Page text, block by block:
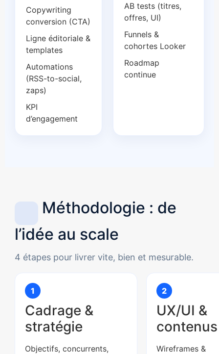
Copywriting
conversion (CTA)
Ligne éditoriale &
templates
Automations
(RSS-to-social,
zaps)
KPI
d’engagement
AB tests (titres,
offres, UI)
Funnels &
cohortes Looker
Roadmap
continue
Méthodologie : de
l’idée au scale
4 étapes pour livrer vite, bien et mesurable.
1
Cadrage &
stratégie
Objectifs, concurrents,
2
UX/UI &
contenus
Wireframes &